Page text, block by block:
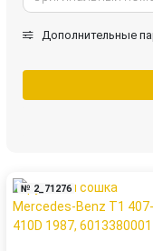
Дополнительные
№ 2_71276